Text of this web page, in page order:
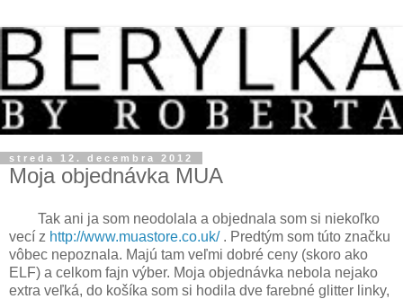
streda 12. decembra 2012
Moja objednávka MUA
Tak ani ja som neodolala a objednala som si niekoľko
vecí z http://www.muastore.co.uk/. Predtým som túto značku
vôbec nepoznala. Majú tam veľmi dobré ceny (skoro ako
ELF) a celkom fajn výber. Moja objednávka nebola nejako
extra veľká, do košíka som si hodila dve farebné glitter linky,